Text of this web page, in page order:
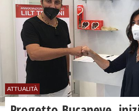
ATTUALITÀ